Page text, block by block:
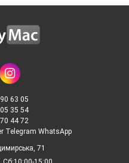
63 05
35 54
44 72
Telegram WhatsApp
71